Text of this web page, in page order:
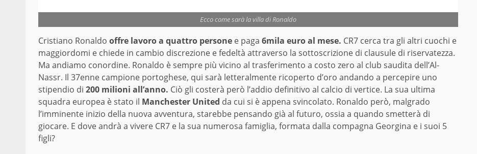
Ecco come sarà la villa di Ronaldo
Cristiano Ronaldo offre lavoro a quattro persone e paga 6mila euro al mese. CR7 cerca tra gli altri cuochi e
maggiordomi e chiede in cambio discrezione e fedeltà attraverso la sottoscrizione di clausule di riservatezza.
Ma andiamo conordine. Ronaldo è sempre più vicino al trasferimento a costo zero al club saudita dell’Al-
Nassr. Il 37enne campione portoghese, qui sarà letteralmente ricoperto d’oro andando a percepire uno
stipendio di 200 milioni all’anno. Ciò gli costerà però l’addio definitivo al calcio di vertice. La sua ultima
squadra europea è stato il Manchester United da cui si è appena svincolato. Ronaldo però, malgrado
l’imminente inizio della nuova avventura, starebbe pensando già al futuro, ossia a quando smetterà di
giocare. E dove andrà a vivere CR7 e la sua numerosa famiglia, formata dalla compagna Georgina e i suoi 5
figli?